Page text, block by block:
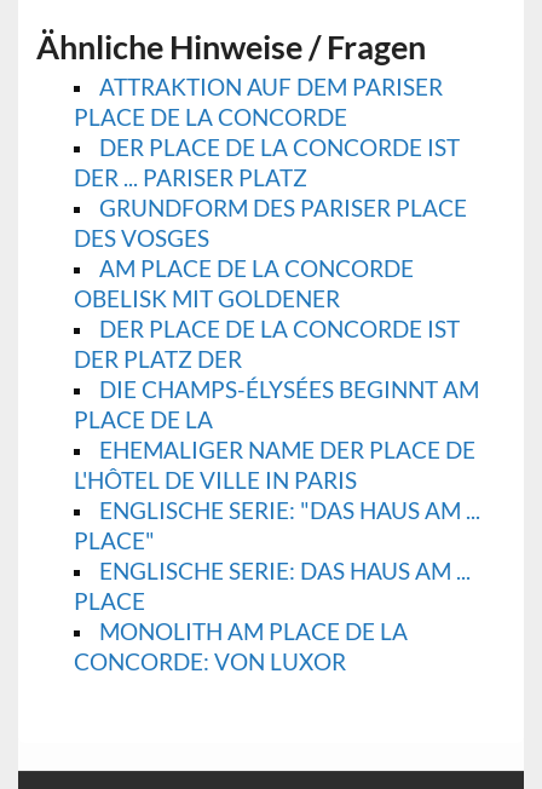
Ähnliche Hinweise / Fragen
ATTRAKTION AUF DEM PARISER
PLACE DE LA CONCORDE
DER PLACE DE LA CONCORDE IST
DER ... PARISER PLATZ
GRUNDFORM DES PARISER PLACE
DES VOSGES
AM PLACE DE LA CONCORDE
OBELISK MIT GOLDENER
DER PLACE DE LA CONCORDE IST
DER PLATZ DER
DIE CHAMPS-ÉLYSÉES BEGINNT AM
PLACE DE LA
EHEMALIGER NAME DER PLACE DE
L'HÔTEL DE VILLE IN PARIS
ENGLISCHE SERIE: "DAS HAUS AM ...
PLACE"
ENGLISCHE SERIE: DAS HAUS AM ...
PLACE
MONOLITH AM PLACE DE LA
CONCORDE: VON LUXOR